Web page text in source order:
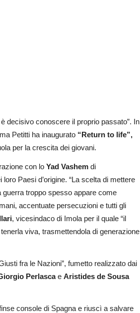
decisivo conoscere il proprio passato”. In
Petitti ha inaugurato “Return to life”,
per la crescita dei giovani.
con lo Yad Vashem di
Paesi d’origine. “La scelta di mettere
guerra troppo spesso appare come
accentuate persecuzioni e tutti gli
, vicesindaco di Imola per il quale “il
viva, trasmettendola di generazione
fra le Nazioni”, fumetto realizzato dai
Perlasca e Aristides de Sousa
console di Spagna e riuscì a salvare